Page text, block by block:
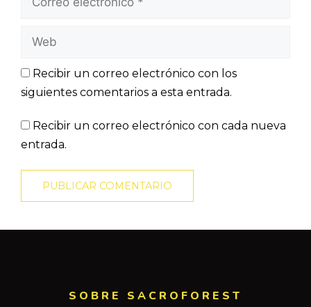
Recibir un correo electrónico con los
siguientes comentarios a esta entrada.
Recibir un correo electrónico con cada nueva
entrada.
SOBRE SACROFOREST